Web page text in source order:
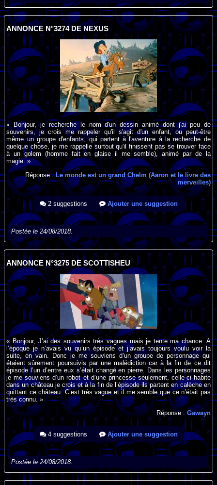
ANNONCE N°3274 DE NEXUS
« Bonjour, je recherche le nom d'un dessin animé dont j'ai peu de
souvenirs, je crois me rappeler qu'il s'agit d'un enfant, ou peut-être
même un groupe d'enfants, qui partent à l'aventure à la recherche de
quelque chose, je me rappelle surtout qu'il finissent pas se trouver face
à un golem (homme fait en glaise il me semble), animé par de la
magie. »
Réponse :Le monde est un grand Chelm (Aaron et le livre des
merveilles)
2 suggestions Ajouter une suggestion
Postée le 24/08/2018.
ANNONCE N°3275 DE SCOTTISHEU
« Bonjour, J’ai des souvenirs très vagues mais je tente ma chance. A
l’époque je n’avais vu qu’un épisode et j’avais toujours voulu voir la
suite, en vain. Donc je me souviens d’un groupe de personnage qui
étaient sûrement poursuivis par une malédiction car à la fin de ce dit
épisode l’un d’entre eux s’était changé en pierre. Dans les personnages
je me souviens d’un robot et d’une princesse seulement, celle-ci habite
dans un château je crois et à la fin de l’épisode ils partent en calèche en
quittant ce château. C’est très vague et il me semble que ce n’était pas
très connu. »
Réponse :Gawayn
4 suggestions Ajouter une suggestion
Postée le 24/08/2018.